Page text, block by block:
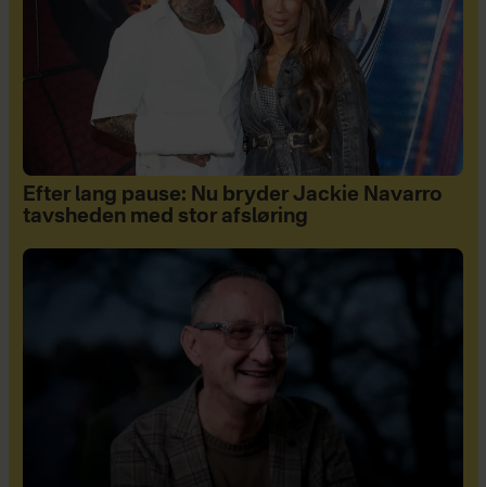
Efter lang pause: Nu bryder Jackie Navarro
tavsheden med stor afsløring